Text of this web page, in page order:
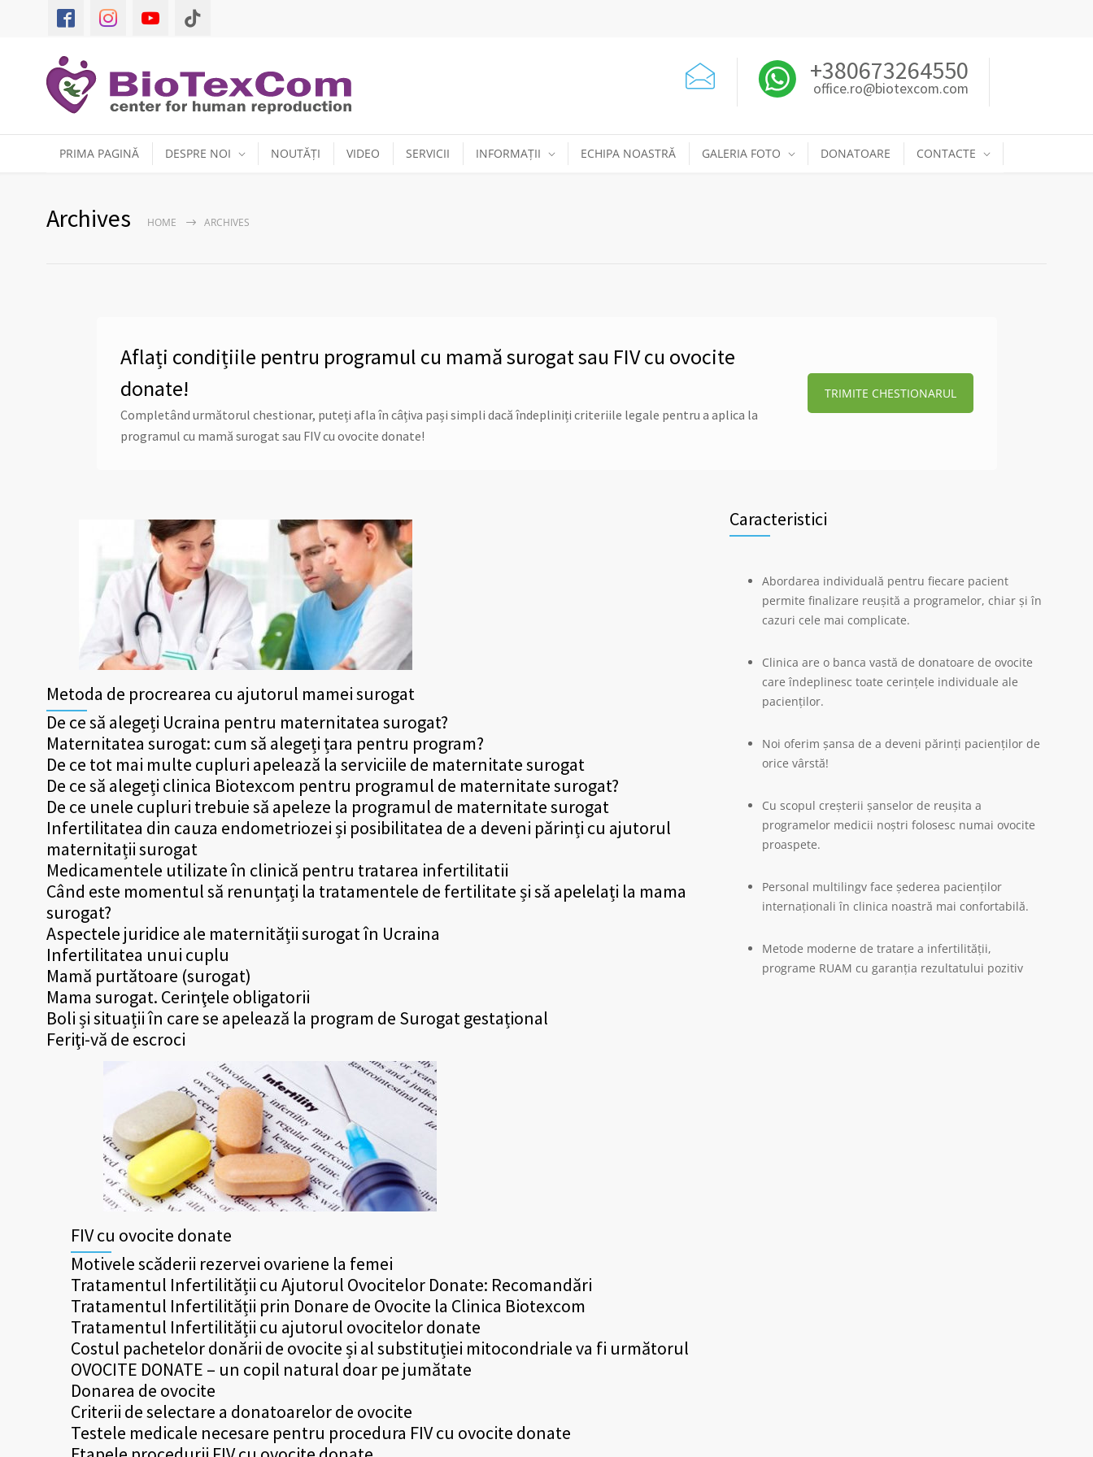
+380673264550
office.ro@biotexcom.com
PRIMA PAGINĂ DESPRE NOI NOUTĂȚI VIDEO SERVICII INFORMAȚII ECHIPA NOASTRĂ GALERIA FOTO DONATOARE CONTACTE
Archives HOME ARCHIVES
Aflați condițiile pentru programul cu mamă surogat sau FIV cu ovocite
donate!
Completând următorul chestionar, puteți afla în câțiva pași simpli dacă îndepliniți criteriile legale pentru a aplica la
programul cu mamă surogat sau FIV cu ovocite donate!
TRIMITE CHESTIONARUL
Metoda de procrearea cu ajutorul mamei surogat
De ce să alegeți Ucraina pentru maternitatea surogat?
Maternitatea surogat: cum să alegeți țara pentru program?
De ce tot mai multe cupluri apelează la serviciile de maternitate surogat
De ce să alegeți clinica Biotexcom pentru programul de maternitate surogat?
De ce unele cupluri trebuie să apeleze la programul de maternitate surogat
Infertilitatea din cauza endometriozei și posibilitatea de a deveni părinți cu ajutorul
maternitații surogat
Medicamentele utilizate în clinică pentru tratarea infertilitatii
Când este momentul să renunțați la tratamentele de fertilitate și să apelelați la mama
surogat?
Aspectele juridice ale maternității surogat în Ucraina
Infertilitatea unui cuplu
Mamă purtătoare (surogat)
Mama surogat. Cerinţele obligatorii
Boli și situații în care se apelează la program de Surogat gestațional
Feriţi-vă de escroci
FIV cu ovocite donate
Motivele scăderii rezervei ovariene la femei
Tratamentul Infertilității cu Ajutorul Ovocitelor Donatе: Recomandări
Tratamentul Infertilității prin Donare de Ovocite la Clinica Biotexcom
Tratamentul Infertilității cu ajutorul ovocitelor donate
Costul pachetelor donării de ovocite și al substituției mitocondriale va fi următorul
OVOCITE DONATE – un copil natural doar pe jumătate
Donarea de ovocite
Criterii de selectare a donatoarelor de ovocite
Testele medicale necesare pentru procedura FIV cu ovocite donate
Caracteristici
Abordarea individuală pentru fiecare pacient
permite finalizare reușită a programelor, chiar și în
cazuri cele mai complicate.
Clinica are o banca vastă de donatoare de ovocite
care îndeplinesc toate cerințele individuale ale
pacienților.
Noi oferim șansa de a deveni părinți pacienților de
orice vârstă!
Cu scopul creșterii șanselor de reușita a
programelor medicii noștri folosesc numai ovocite
proaspete.
Personal multilingv face șederea pacienților
internaționali în clinica noastră mai confortabilă.
Metode moderne de tratare a infertilității,
programe RUAM cu garanția rezultatului pozitiv